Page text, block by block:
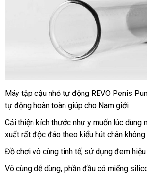
Máy tập cậu nhỏ tự động REVO Penis
tự động hoàn toàn giúp cho Nam giới .
Cải thiện kích thước như y muốn lúc dùng
xuất hàng
Hiệu
rất độc đáo theo kiểu hút chân không
Đồ chơi vô cùng tinh tếqua
app
, sử dụng đem hiệu
Vô cùng dễ dùnggiao
, phần đầu có miếng